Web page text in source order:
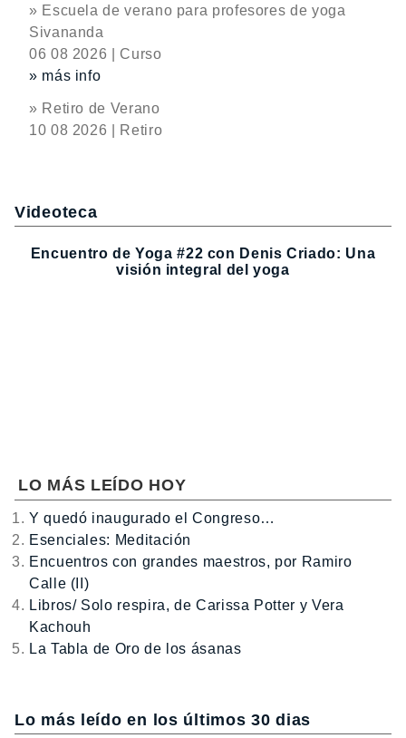
» Escuela de verano para profesores de yoga
Sivananda
06 08 2026 | Curso
» más info
» Retiro de Verano
10 08 2026 | Retiro
Videoteca
Encuentro de Yoga #22 con Denis Criado: Una
visión integral del yoga
LO MÁS LEÍDO HOY
Y quedó inaugurado el Congreso…
Esenciales: Meditación
Encuentros con grandes maestros, por Ramiro
Calle (II)
Libros/ Solo respira, de Carissa Potter y Vera
Kachouh
La Tabla de Oro de los ásanas
Lo más leído en los últimos 30 dias